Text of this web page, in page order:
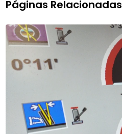
Páginas Relacionadas